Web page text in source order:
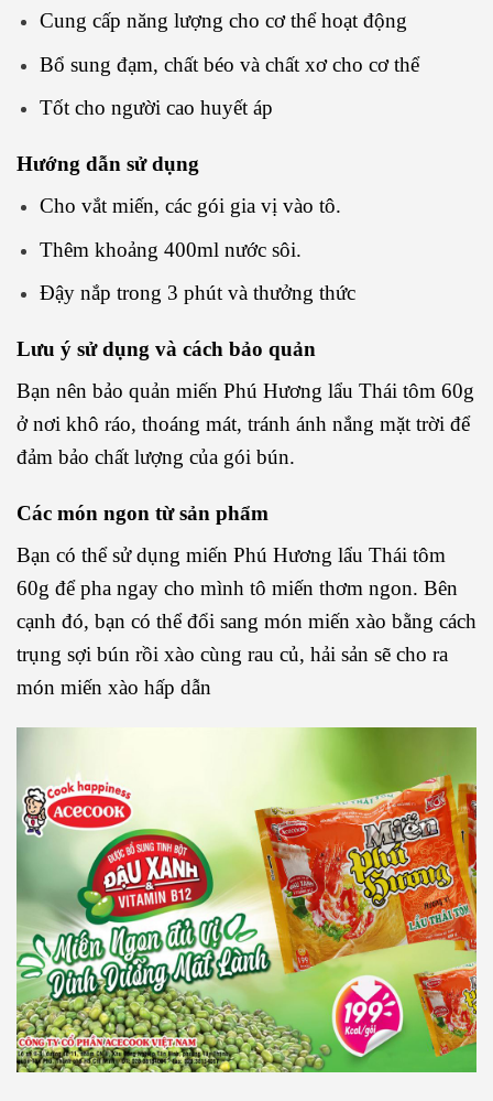
Cung cấp năng lượng cho cơ thể hoạt động
Bổ sung đạm, chất béo và chất xơ cho cơ thể
Tốt cho người cao huyết áp
Hướng dẫn sử dụng
Cho vắt miến, các gói gia vị vào tô.
Thêm khoảng 400ml nước sôi.
Đậy nắp trong 3 phút và thưởng thức
Lưu ý sử dụng và cách bảo quản
Bạn nên bảo quản miến Phú Hương lẩu Thái tôm 60g
ở nơi khô ráo, thoáng mát, tránh ánh nắng mặt trời để
đảm bảo chất lượng của gói bún.
Các món ngon từ sản phẩm
Bạn có thể sử dụng miến Phú Hương lẩu Thái tôm
60g để pha ngay cho mình tô miến thơm ngon. Bên
cạnh đó, bạn có thể đổi sang món miến xào bằng cách
trụng sợi bún rồi xào cùng rau củ, hải sản sẽ cho ra
món miến xào hấp dẫn